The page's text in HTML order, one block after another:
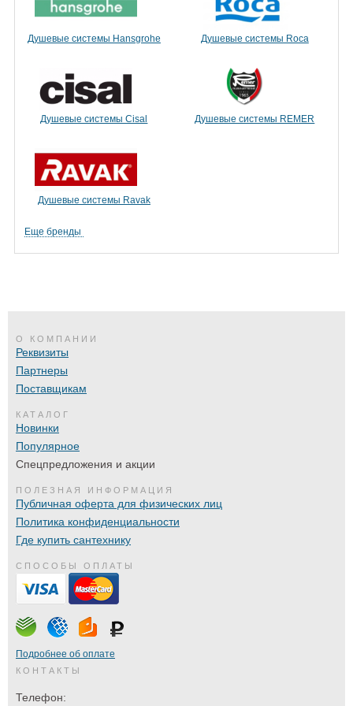
Душевые системы Hansgrohe Душевые системы Roca
Душевые системы Cisal Душевые системы REMER
Душевые системы Ravak
Еще бренды
О КОМПАНИИ
Реквизиты
Партнеры
Поставщикам
КАТАЛОГ
Новинки
Популярное
Спецпредложения и акции
ПОЛЕЗНАЯ ИНФОРМАЦИЯ
Публичная оферта для физических лиц
Политика конфиденциальности
Где купить сантехнику
СПОСОБЫ ОПЛАТЫ
Подробнее об оплате
КОНТАКТЫ
Телефон: